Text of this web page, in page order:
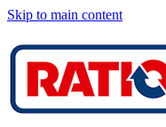
Skip to main content